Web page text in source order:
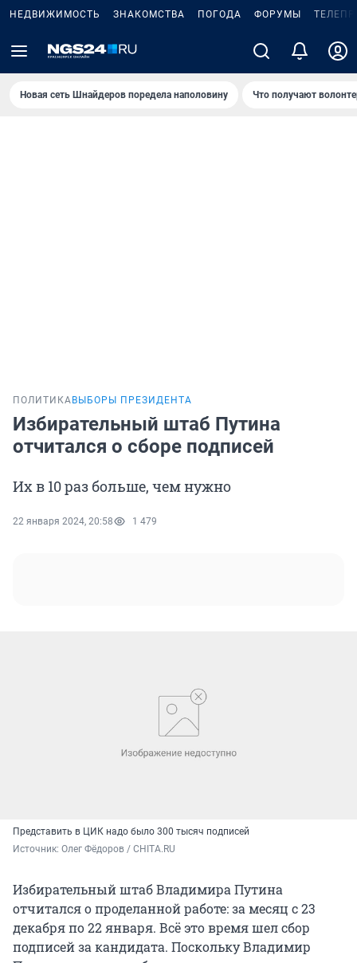
НЕДВИЖИМОСТЬ ЗНАКОМСТВА ПОГОДА ФОРУМЫ
Новая сеть Шнайдеров поредела наполовину Что получают
ПОЛИТИКА ВЫБОРЫ ПРЕЗИДЕНТА
Избирательный штаб Путина
отчитался о сборе подписей
Их в 10 раз больше, чем нужно
22 января 2024, 20:58 1 479
Представить в ЦИК надо было 300 тысяч подписей
Источник: Олег Фёдоров / CHITA.RU
Избирательный штаб Владимира Путина
отчитался о проделанной работе: за месяц с 23
декабря по 22 января. Всё это время шел сбор
подписей за кандидата. Поскольку Владимир